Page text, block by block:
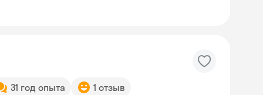
31 год опыта 1 отзыв